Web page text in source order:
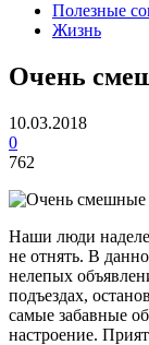
Полезные
Жизнь
Очень
10.03.2018
0
762
Наши люди
не отнять. В
нелепых
подъездах,
самые забавные
настроение.